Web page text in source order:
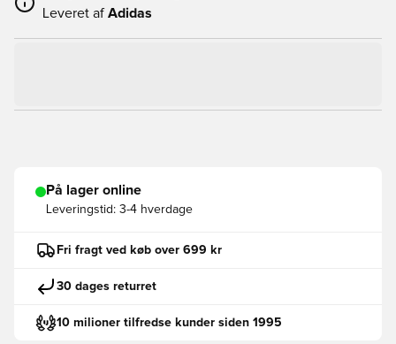
Leveret af Adidas
På lager online
Leveringstid: 3-4 hverdage
Fri fragt ved køb over 699 kr
30 dages returret
10 milioner tilfredse kunder siden 1995